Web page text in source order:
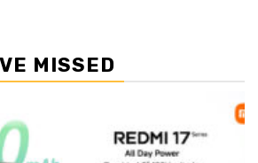
MISSED